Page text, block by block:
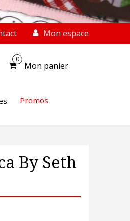
Mon espace
0
Mon panier
Promos
By Seth